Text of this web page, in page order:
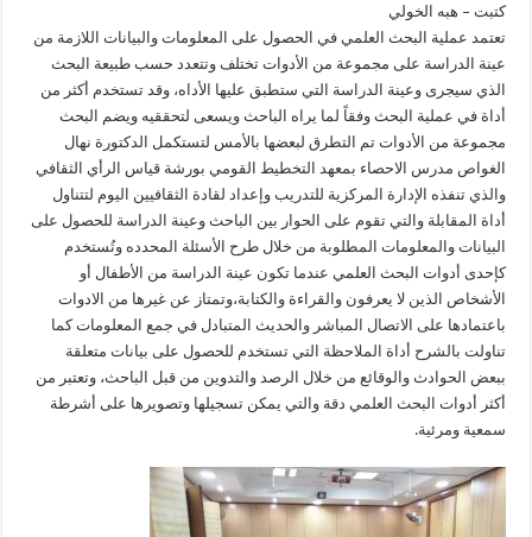
كتبت – هبه الخولي
تعتمد عملية البحث العلمي في الحصول على المعلومات والبيانات اللازمة من
عينة الدراسة على مجموعة من الأدوات تختلف وتتعدد حسب طبيعة البحث
الذي سيجرى وعينة الدراسة التي ستطبق عليها الأداه، وقد تستخدم أكثر من
أداة في عملية البحث وفقاً لما يراه الباحث ويسعى لتحققيه ويضم البحث
مجموعة من الأدوات تم التطرق لبعضها بالأمس لتستكمل الدكتورة نهال
الغواص مدرس الاحصاء بمعهد التخطيط القومي بورشة قياس الرأي الثقافي
والذي تنفذه الإدارة المركزية للتدريب وإعداد لقادة الثقافيين اليوم لتتناول
أداة المقابلة والتي تقوم على الحوار بين الباحث وعينة الدراسة للحصول على
البيانات والمعلومات المطلوبة من خلال طرح الأسئلة المحدده وتُستخدم
كإحدى أدوات البحث العلمي عندما تكون عينة الدراسة من الأطفال أو
الأشخاص الذين لا يعرفون والقراءة والكتابة،وتمتاز عن غيرها من الادوات
باعتمادها على الاتصال المباشر والحديث المتبادل في جمع المعلومات كما
تناولت بالشرح أداة الملاحظة التي تستخدم للحصول على بيانات متعلقة
ببعض الحوادث والوقائع من خلال الرصد والتدوين من قبل الباحث، وتعتبر من
أكثر أدوات البحث العلمي دقة والتي يمكن تسجيلها وتصويرها على أشرطة
سمعية ومرئية.